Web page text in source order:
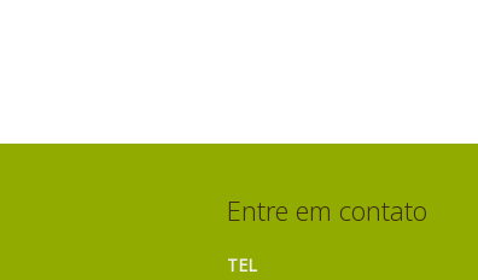
Entre em contato
TEL